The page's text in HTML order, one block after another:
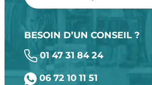
BESOIN D’UN CONSEIL ?
01 47 31 84 24
06 72 10 11 51